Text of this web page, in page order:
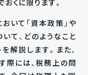
くに限ります。
いて「資本政策」や
て、どのようなこと
解説します。また、
際には、税務上の問